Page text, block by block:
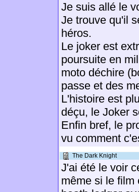
Je suis allé le
Je trouve qu'il
héros.
Le joker est
poursuite en
moto déchire
passe et des
L'histoire est
déçu, le Joker
Enfin bref, le
vu comment
The Dark Knight
J'ai été le voir
même si le film